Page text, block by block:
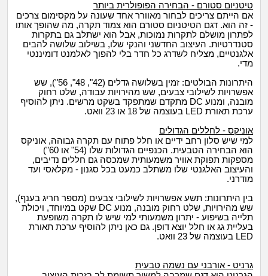
טיטניום סטורם - הבחירה הפופולרית ביותר
אם הייתם צריכים לבחור מאוורר אחד שעונה על מקסימום צרכים
- זה הוא. דגם הטיטניום סטורם הוא צמוד תקרה, מה שהופך אותו
לפתרון מושלם לתקרות נמוכות, אבל הוא ישתלב גם בתקרות
סטנדרטיות. העיצוב החדשני והנקי שלו, בשילוב שלושה להבים
אלגנטיים, מצליח לשדרג כל חדר בלי להפוך לאלמנט דומיננטי
מדי.
היתרונות הבולטים: זמין בשלושה גדלים (42", 48", 56"), שש
אפשרויות לשילובי צבעים, שש מהירויות עבודה, שלט רחוק
מובנה, ומנוע DC מתקדם שמתפקד בשקט מרשים. ניתן להוסיף
ערכת תאורת LED בעוצמה של 18 או 23 וואט.
אוניקס - לחללים הגדולים
למי שיש סלון רחב ידיים או חלל פתוח עם תקרה גבוהה, אוניקס
הוא הבחירה הטבעית. הכנפיים הגדולות שלו (54" או 60")
מספקות תפוקת אוויר משמעותית שמכסה גם חללים נדיבים,
והעיצוב האלגנטי שלו משתלב כמעט בכל סגנון - מקלאסי ועד
מודרני.
בין היתרונות: תשע אפשרויות לשילובי צבעים (מספר חריג בענף),
שש מהירויות, שלט רחוק מובנה, מנוע DC שקט במיוחד, ויכולת
תלייה בשיפוע - יתרון משמעותי למי שיש לו תקרה משופעת
בעליית גג או חלל יוצא דופן. גם כאן ניתן להוסיף ערכת תאורת
LED בעוצמה של 23 וואט.
גרניט - אורבני עם נשמה טבעית